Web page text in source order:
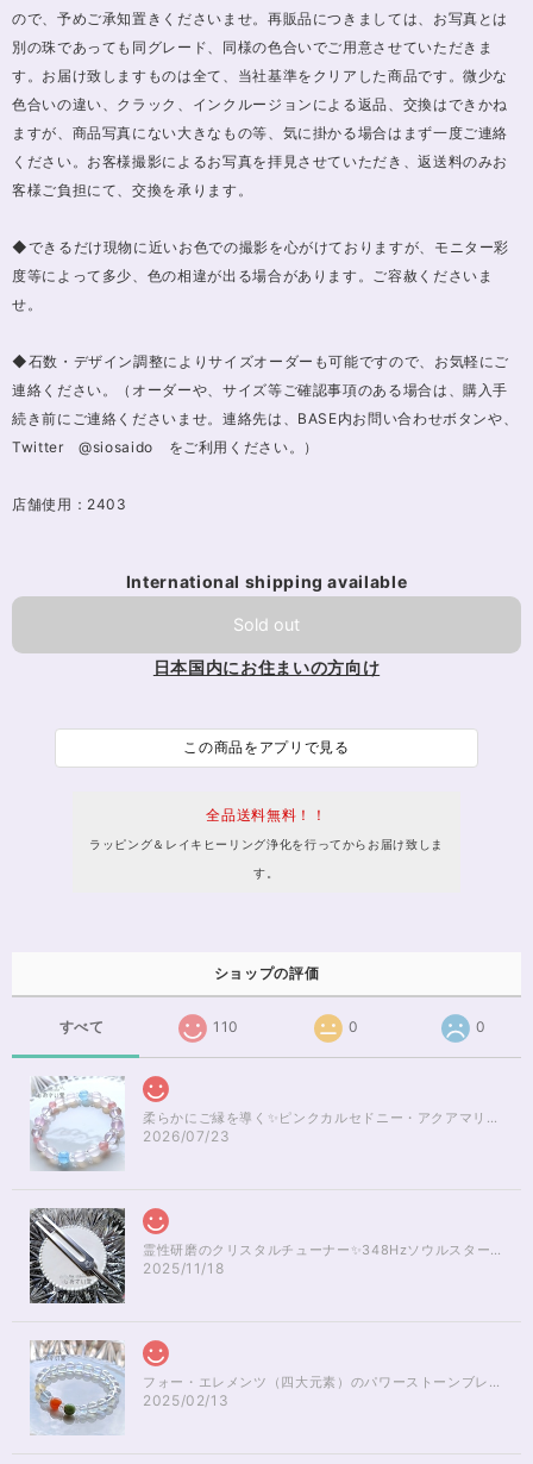
ので、予めご承知置きくださいませ。再販品につきましては、お写真とは
別の珠であっても同グレード、同様の色合いでご用意させていただきま
す。お届け致しますものは全て、当社基準をクリアした商品です。微少な
色合いの違い、クラック、インクルージョンによる返品、交換はできかね
ますが、商品写真にない大きなもの等、気に掛かる場合はまず一度ご連絡
ください。お客様撮影によるお写真を拝見させていただき、返送料のみお
客様ご負担にて、交換を承ります。
◆できるだけ現物に近いお色での撮影を心がけておりますが、モニター彩
度等によって多少、色の相違が出る場合があります。ご容赦くださいま
せ。
◆石数・デザイン調整によりサイズオーダーも可能ですので、お気軽にご
連絡ください。（オーダーや、サイズ等ご確認事項のある場合は、購入手
続き前にご連絡くださいませ。連絡先は、BASE内お問い合わせボタンや、
Twitter @siosaido をご利用ください。）
店舗使用：2403
International shipping available
Sold out
日本国内にお住まいの方向け
この商品をアプリで見る
全品送料無料！！
ラッピング＆レイキヒーリング浄化を行ってからお届け致しま
す。
ショップの評価
すべて 110 0 0
柔らかにご縁を導く✨ピンクカルセドニー・アクアマリンブレスレット16cm
2026/07/23
霊性研磨のクリスタルチューナー✨348Hzソウルスターチャクラのヒーリング
2025/11/18
フォー・エレメンツ（四大元素）のパワーストーンブレスレット✨レインボーオーラ16cm
2025/02/13